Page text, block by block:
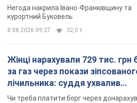
Відео
Негода накрила Івано-Франківщину та
курортний Буковель
8.08.2026 09:27 32,0 т.
Жінці нарахували 729 тис. грн
за газ через покази
лічильника: суддя ухвалив
неочікуване рішення
Чи треба платити борг через